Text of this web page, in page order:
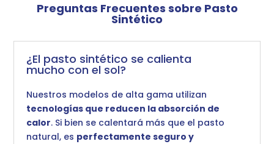
Preguntas Frecuentes sobre Pasto
Sintético
¿El pasto sintético se calienta
mucho con el sol?
Nuestros modelos de alta gama utilizan
tecnologías que reducen la absorción de
calor. Si bien se calentará más que el pasto
natural, es perfectamente seguro y